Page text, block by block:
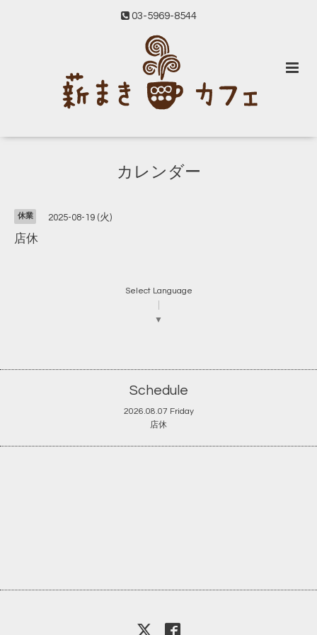
03-5969-8544
カレンダー
休業 2025-08-19 (火)
店休
Select Language
▼
Schedule
2026.08.07 Friday
店休